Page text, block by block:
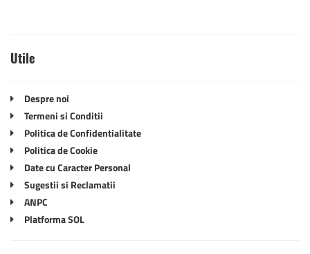
Utile
Despre noi
Termeni si Conditii
Politica de Confidentialitate
Politica de Cookie
Date cu Caracter Personal
Sugestii si Reclamatii
ANPC
Platforma SOL